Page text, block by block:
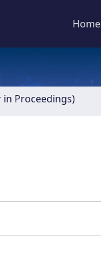
Home
in Proceedings)